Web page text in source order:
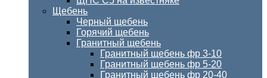
Щебень
Черный щебень
Горячий щебень
Гранитный щебень
Гранитный щебень фр 3-10
Гранитный щебень фр 5-20
Гранитный щебень фр 20-40